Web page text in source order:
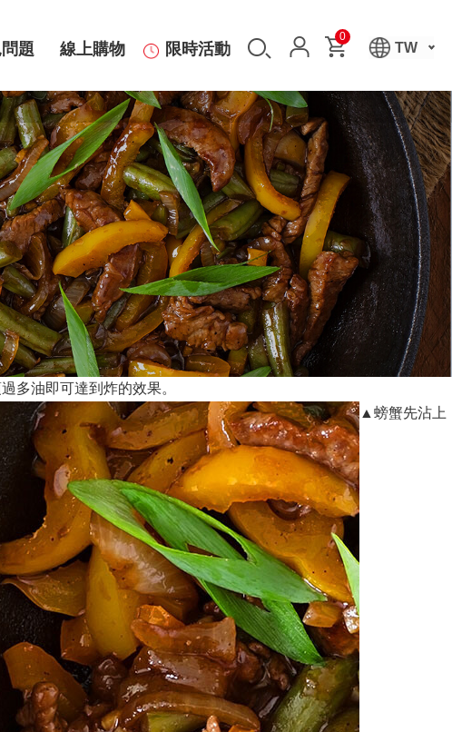
題 線上購物 限時活動 TW
0
多油即可達到炸的效果。
▲螃蟹先沾上